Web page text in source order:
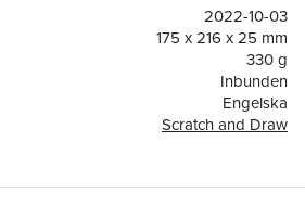
up.
2022-10-03
175 x 216 x 25 mm
330 g
Inbunden
Engelska
Scratch and Draw
Lindsey Sagar